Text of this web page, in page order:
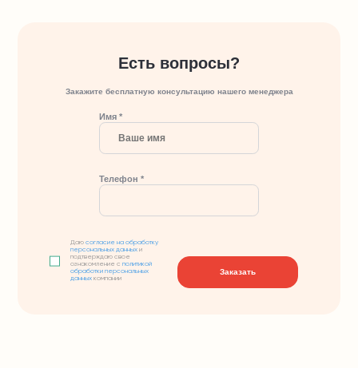
Есть вопросы?
Закажите бесплатную консультацию нашего менеджера
Имя *
Телефон *
Даюсогласие на обработку
персональных данных и
подтверждаю свое
ознакомление сполитикой
обработки персональных
данных компании
Заказать